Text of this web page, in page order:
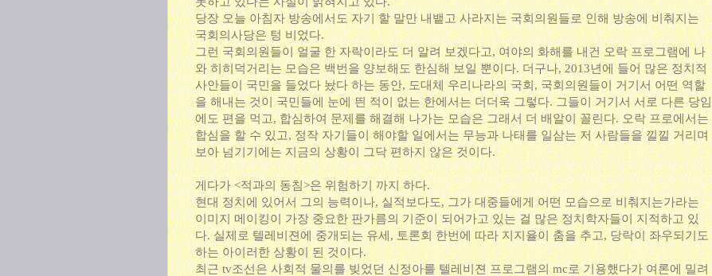
당장 오늘 아침자 방송에서도 자기 할 말만 내뱉고 사라지는 국회의원들로 인해 방송에 비춰지는
국회의사당은 텅 비었다.
그런 국회의원들이 얼굴 한 자락이라도 더 알려 보겠다고, 여야의 화해를 내건 오락 프로그램에 나
와 히히덕거리는 모습은 백번을 양보해도 한심해 보일 뿐이다. 더구나, 2013년에 들어 많은 정치적
사안들이 국민을 들었다 놨다 하는 동안, 도대체 우리나라의 국회, 국회의원들이 거기서 어떤 역할
을 해내는 것이 국민들에 눈에 띈 적이 없는 한에서는 더더욱 그렇다. 그들이 거기서 서로 다른 당임
에도 편을 먹고, 합심하여 문제를 해결해 나가는 모습은 그래서 더 배알이 꼴린다. 오락 프로에서는
합심을 할 수 있고, 정작 자기들이 해야할 일에서는 무능과 나태를 일삼는 저 사람들을 낄낄 거리며
보아 넘기기에는 지금의 상황이 그닥 편하지 않은 것이다.
게다가 <적과의 동침>은 위험하기 까지 하다.
현대 정치에 있어서 그의 능력이나, 실적보다도, 그가 대중들에게 어떤 모습으로 비춰지는가라는
이미지 메이킹이 가장 중요한 판가름의 기준이 되어가고 있는 걸 많은 정치학자들이 지적하고 있
다. 실제로 텔레비젼에 중개되는 유세, 토론회 한번에 따라 지지율이 춤을 추고, 당락이 좌우되기도
하는 아이러한 상황이 된 것이다.
최근 tv조선은 사회적 물의를 빚었던 신정아를 텔레비젼 프로그램의 mc로 기용했다가 여론에 밀려